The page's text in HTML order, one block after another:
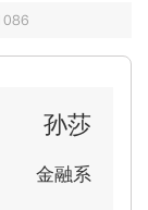
孙莎
金融系